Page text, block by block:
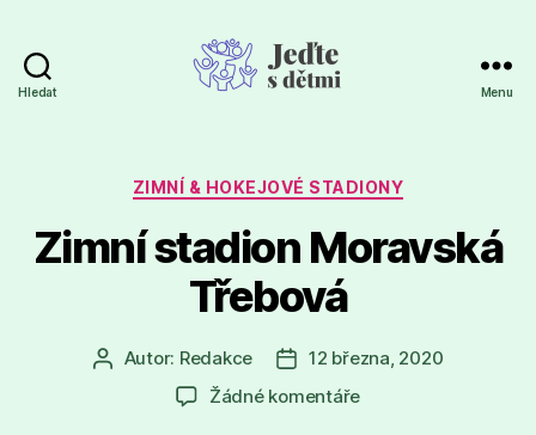
Hledat Menu
Rubriky
ZIMNÍ & HOKEJOVÉ STADIONY
Zimní stadion Moravská
Třebová
Autor
příspěvku
Autor: Redakce
Datum
příspěvku
12 března, 2020
Žádné komentářeu